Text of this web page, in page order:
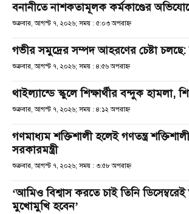
বনানীতে নাশকতামূলক কর্মকাণ্ডের
শুক্রবার, আগস্ট ৭, ২০২৬; সময় : ৫:০৩ অপরাহ্ণ
গভীর সমুদ্রের সম্পদ আহরণের চেষ্টা চলছে:
শুক্রবার, আগস্ট ৭, ২০২৬; সময় : ৪:৫৬ অপরাহ্ণ
থাইল্যান্ডে স্কুলে শিক্ষার্থীর বন্দুক হামলা,
শুক্রবার, আগস্ট ৭, ২০২৬; সময় : ৪:১২ অপরাহ্ণ
গণমাধ্যম শক্তিশালী হলেই গণতন্ত্র
সরকারমন্ত্রী
শুক্রবার, আগস্ট ৭, ২০২৬; সময় : ৩:৫৮ অপরাহ্ণ
‘আমিও বিশ্বাস করতে চাই তিনি
মুখোমুখি হবেন’